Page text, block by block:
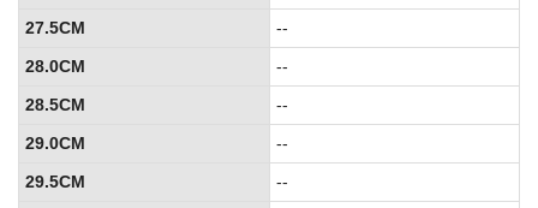
27.5CM
--
28.0CM
--
28.5CM
--
29.0CM
--
29.5CM
--